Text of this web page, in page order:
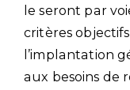
le seront par
critères
l’implantation
aux besoins de